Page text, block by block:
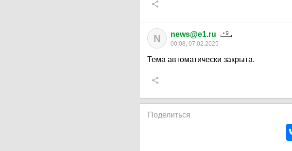
N news@e1.ru
00:08, 07.02.2025
Тема автоматически закрыта.
Поделиться